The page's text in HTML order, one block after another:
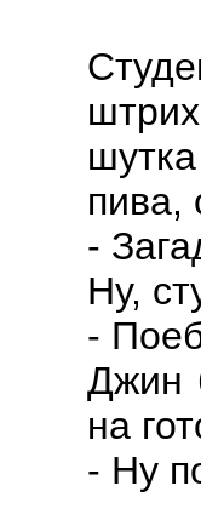
пива,
-
Ну,
-
Джин
на
- Ну